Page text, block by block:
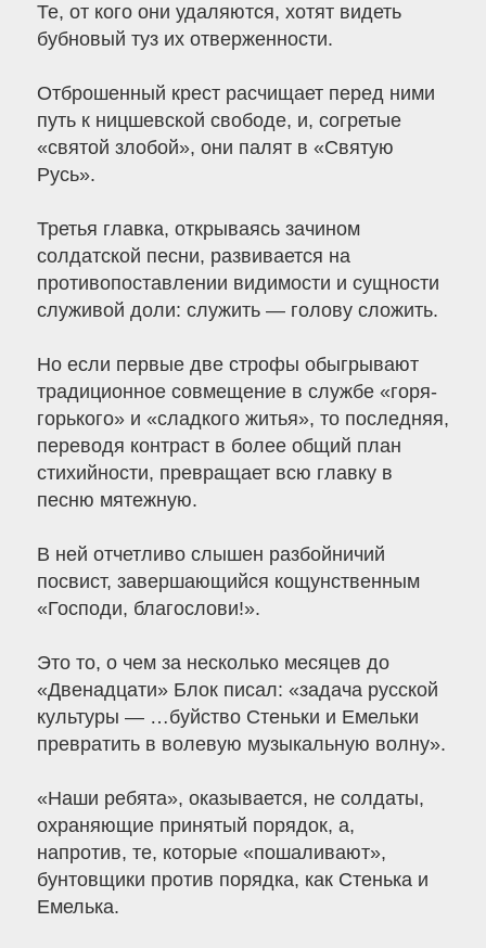
Те, от кого они удаляются, хотят видеть
бубновый туз их отверженности.
Отброшенный крест расчищает перед ними
путь к ницшевской свободе, и, согретые
«святой злобой», они палят в «Святую
Русь».
Третья главка, открываясь зачином
солдатской песни, развивается на
противопоставлении видимости и сущности
служивой доли: служить — голову сложить.
Но если первые две строфы обыгрывают
традиционное совмещение в службе «горя-
горького» и «сладкого житья», то последняя,
переводя контраст в более общий план
стихийности, превращает всю главку в
песню мятежную.
В ней отчетливо слышен разбойничий
посвист, завершающийся кощунственным
«Господи, благослови!».
Это то, о чем за несколько месяцев до
«Двенадцати» Блок писал: «задача русской
культуры — …буйство Стеньки и Емельки
превратить в волевую музыкальную волну».
«Наши ребята», оказывается, не солдаты,
охраняющие принятый порядок, а,
напротив, те, которые «пошаливают»,
бунтовщики против порядка, как Стенька и
Емелька.